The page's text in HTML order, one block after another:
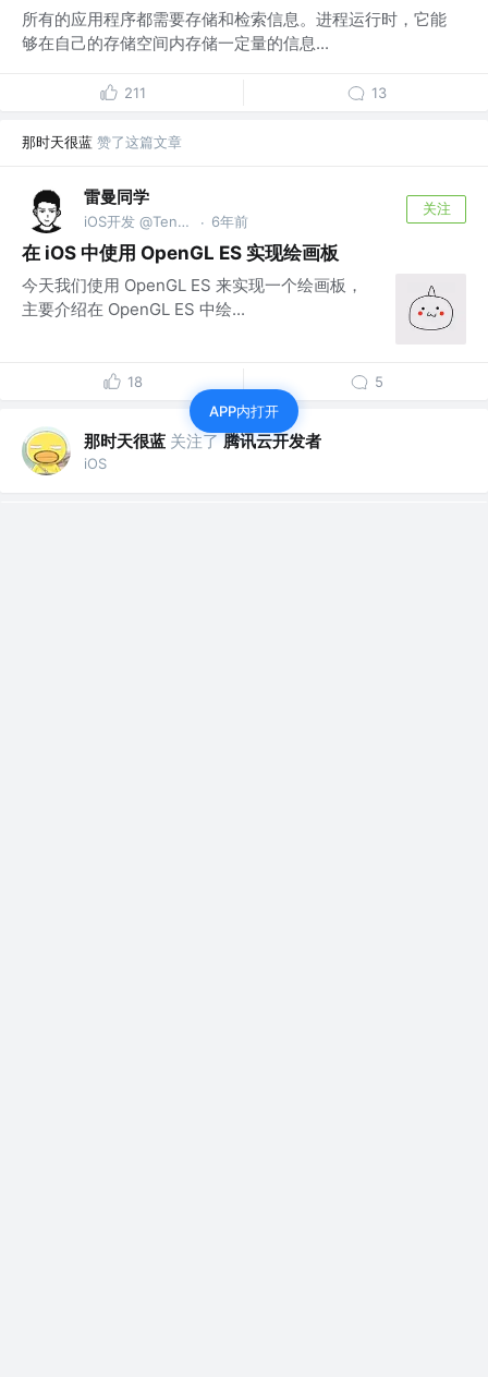
所有的应用程序都需要存储和检索信息。进程运行时，它能
够在自己的存储空间内存储一定量的信息...
211 13
那时天很蓝 赞了这篇文章
雷曼同学
iOS开发 @Tencent · 6年前
关注
在 iOS 中使用 OpenGL ES 实现绘画板
今天我们使用 OpenGL ES 来实现一个绘画板，
主要介绍在 OpenGL ES 中绘...
18 5
那时天很蓝 关注了 腾讯云开发者
iOS
APP内打开